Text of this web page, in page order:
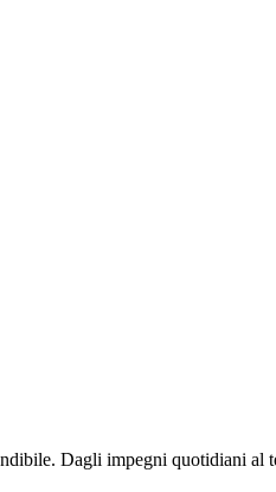
Dagli impegni quotidiani al